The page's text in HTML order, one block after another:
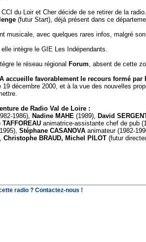
CCI du Loir et Cher décide de se retirer de la
(futur Start), déjà présent dans ce
musicale, avec quelques rares infos, malgré
intègre le GIE Les Indépendants.
le réseau régional Forum, absent de cette
accueille favorablement le recours formé par
19 décembre 2000, et à la vue des nouvelles
de Radio Val de Loire :
1986), Nadine MAHE (1989), David
animatrice-assistante chef de pub
Stéphane CASANOVA animateur (1982-
, Christophe BRAUD, Michel PILOT (futur
radio ? Contactez-nous !